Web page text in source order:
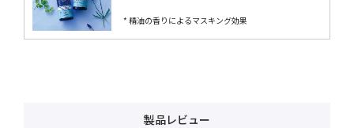
* 精油の香りによるマスキング効果
製品レビュー